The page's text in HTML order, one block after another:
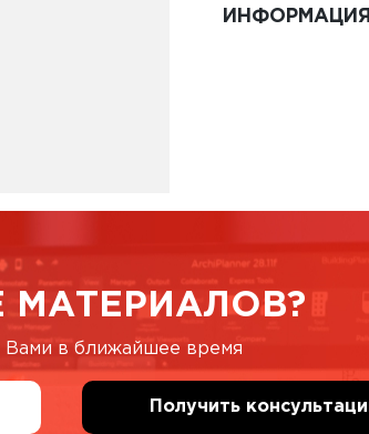
ИНФОРМАЦИЯ
Вами в ближайшее время